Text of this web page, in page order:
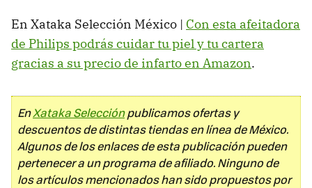
En Xataka Selección México | Con esta afeitadora
de Philips podrás cuidar tu piel y tu cartera
gracias a su precio de infarto en Amazon.
EnXataka Selecciónpublicamos ofertas y
descuentos de distintas tiendas en línea de México.
Algunos de los enlaces de esta publicación pueden
pertenecer a un programa de afiliado. Ninguno de
los artículos mencionados han sido propuestos por